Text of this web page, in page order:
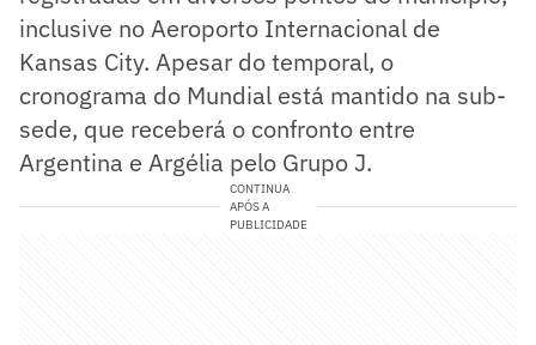
inclusive no Aeroporto Internacional de
Kansas City. Apesar do temporal, o
cronograma do Mundial está mantido na sub-
sede, que receberá o confronto entre
Argentina e Argélia pelo Grupo J.
CONTINUA
APÓS A
PUBLICIDADE